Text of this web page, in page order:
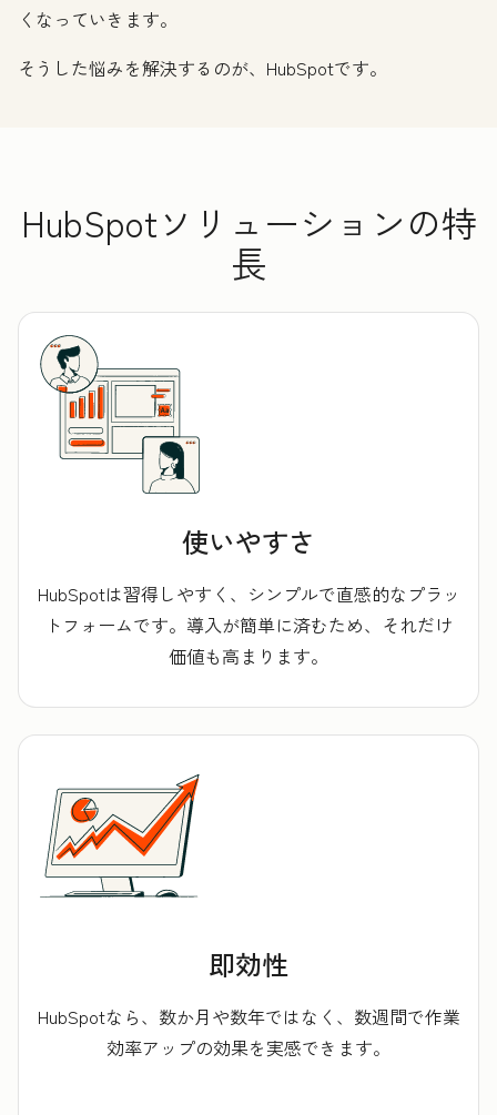
くなっていきます。
そうした悩みを解決するのが、HubSpotです。
HubSpotソリューションの特
長
使いやすさ
HubSpotは習得しやすく、シンプルで直感的なプラッ
トフォームです。導入が簡単に済むため、それだけ
価値も高まります。
即効性
HubSpotなら、数か月や数年ではなく、数週間で作業
効率アップの効果を実感できます。